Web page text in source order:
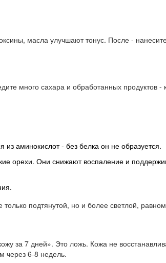
масла улучшают тонус. После -
много сахара и обработанных продуктов -
аминокислот - без белка он не образуется.
орехи. Они снижают воспаление и
подтянутой, но и более светлой,
за 7 дней». Это ложь. Кожа не
через 6-8 недель.